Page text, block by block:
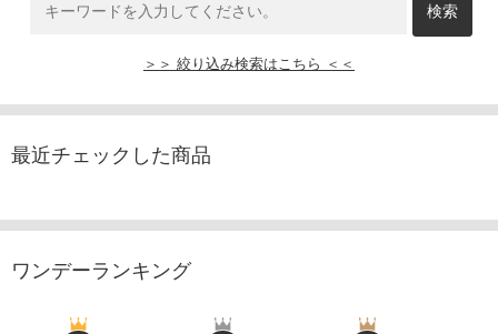
＞＞ 絞り込み検索はこちら ＜＜
最近チェックした商品
ワンデーランキング